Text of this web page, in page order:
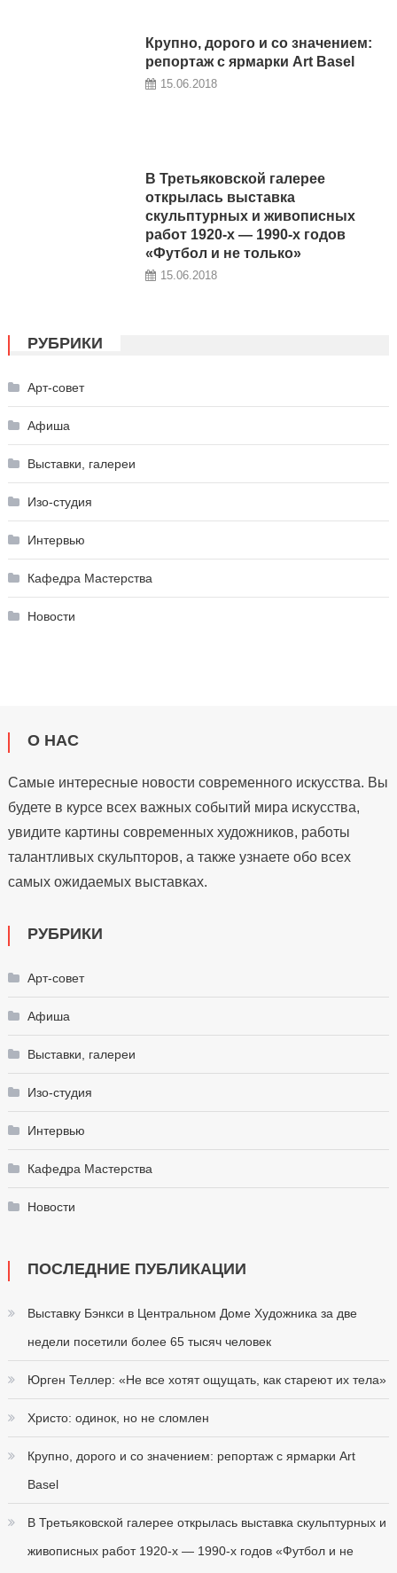
Крупно, дорого и со значением:
репортаж с ярмарки Art Basel
15.06.2018
В Третьяковской галерее
открылась выставка
скульптурных и живописных
работ 1920-х — 1990-х годов
«Футбол и не только»
15.06.2018
РУБРИКИ
Арт-совет
Афиша
Выставки, галереи
Изо-студия
Интервью
Кафедра Мастерства
Новости
О НАС
Самые интересные новости современного искусства. Вы
будете в курсе всех важных событий мира искусства,
увидите картины современных художников, работы
талантливых скульпторов, а также узнаете обо всех
самых ожидаемых выставках.
РУБРИКИ
Арт-совет
Афиша
Выставки, галереи
Изо-студия
Интервью
Кафедра Мастерства
Новости
ПОСЛЕДНИЕ ПУБЛИКАЦИИ
Выставку Бэнкси в Центральном Доме Художника за две
недели посетили более 65 тысяч человек
Юрген Теллер: «Не все хотят ощущать, как стареют их тела»
Христо: одинок, но не сломлен
Крупно, дорого и со значением: репортаж с ярмарки Art
Basel
В Третьяковской галерее открылась выставка скульптурных и
живописных работ 1920-х — 1990-х годов «Футбол и не